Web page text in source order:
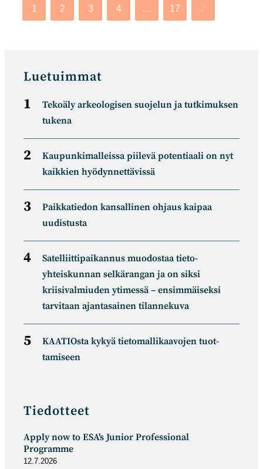
1 2 3 4 … 17 Siirry
Luetuimmat
Tekoäly arkeologisen suojelun ja tutkimuksen
tukena
Kaupunkimalleissa piilevä potentiaali on nyt
kaikkien hyödynnettävissä
Paikkatiedon kansallinen ohjaus kaipaa
uudistusta
Satelliitti­paikannus muodostaa tieto­
yhteiskunnan selkä­rangan ja on siksi
kriisivalmiuden ytimessä – ensimmäiseksi
tarvitaan ajantasainen tilannekuva
KAATIOsta kykyä tietomal­likaa­vojen tuot­
tamiseen
Tiedotteet
Apply now to ESA's Junior Professional
Programme
12.7.2026